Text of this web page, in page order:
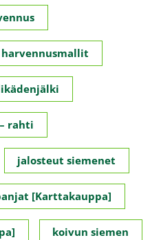
harvennusmallit
rahti
jalosteut siemenet
[Karttakauppa]
koivun siemen